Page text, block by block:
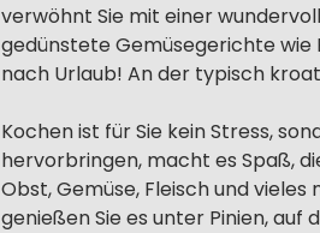
verwöhnt Sie mit einer
gedünstete Gemüsegerichte
nach Urlaub! An der typisch
Kochen ist für Sie kein Stress,
hervorbringen, macht es Spaß,
Obst, Gemüse, Fleisch und
genießen Sie es unter Pinien, auf